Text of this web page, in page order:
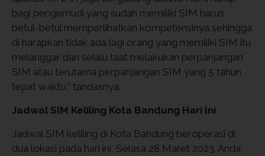
bagi pengemudi yang sudah memiliki SIM harus
betul-betul memperlihatkan kompetensinya sehingga
di harapkan tidak ada lagi orang yang memiliki SIM itu
melanggar dan selalu taat melakukan perpanjangan
SIM atau terutama perpanjangan SIM yang 5 tahun
tepat waktu,” tandasnya.
Jadwal SIM Keliling Kota Bandung Hari Ini
Jadwal SIM keliling di Kota Bandung beroperasi di
dua lokasi pada hari ini, Selasa 28 Maret 2023. Anda